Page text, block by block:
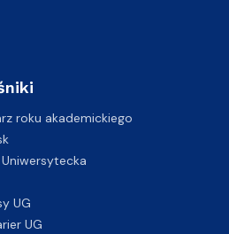
roku akademickiego
UG
UG